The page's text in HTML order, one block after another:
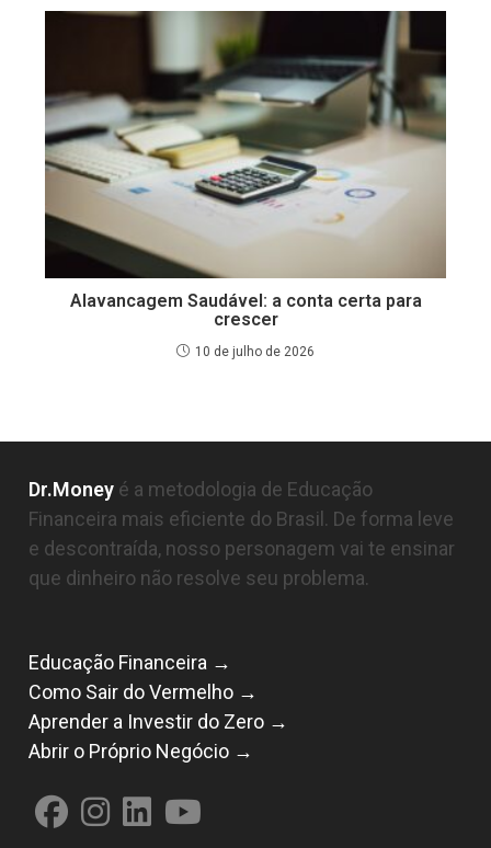
Alavancagem Saudável: a conta certa para
crescer
10 de julho de 2026
Dr.Money é a metodologia de Educação
Financeira mais eficiente do Brasil. De forma leve
e descontraída, nosso personagem vai te ensinar
que dinheiro não resolve seu problema.
Educação Financeira →
Como Sair do Vermelho →
Aprender a Investir do Zero →
Abrir o Próprio Negócio →